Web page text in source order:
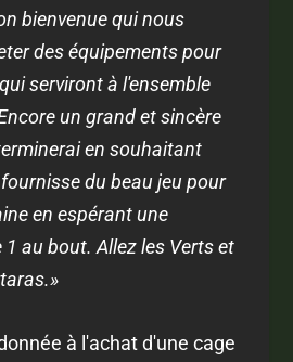
bienvenue qui nous
des équipements pour
serviront à l'ensemble
un grand et sincère
en souhaitant
fournisse du beau jeu pour
en espérant une
1 au bout. Allez les Verts et
à l'achat d'une cage